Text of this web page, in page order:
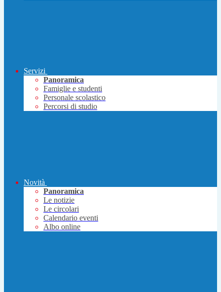
Servizi
Panoramica
Famiglie e studenti
Personale scolastico
Percorsi di studio
Novità
Panoramica
Le notizie
Le circolari
Calendario eventi
Albo online